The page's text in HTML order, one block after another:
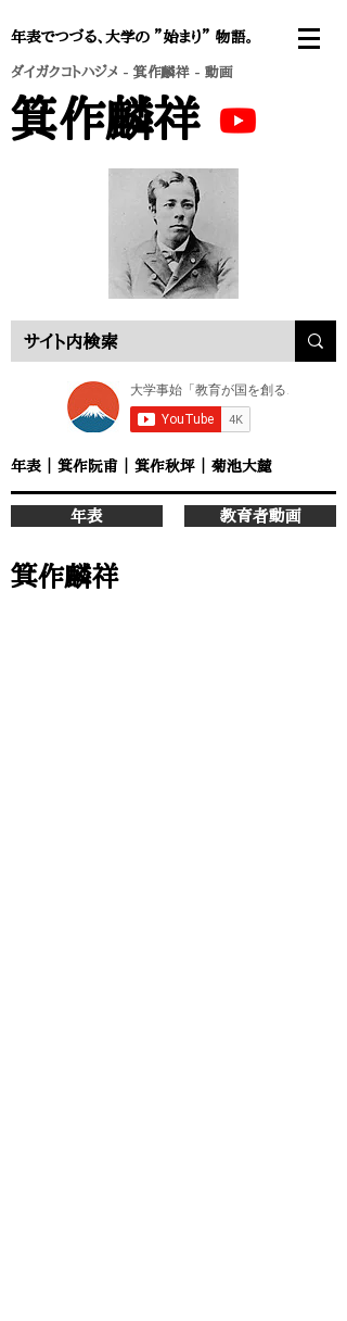
年表でつづる、大学の ”始まり” 物語。
ダイガクコトハジメ - 箕作麟祥 - 動画
箕作麟祥
年表 箕作阮甫 箕作秋坪 菊池大麓
箕作麟祥
年表 教育者動画